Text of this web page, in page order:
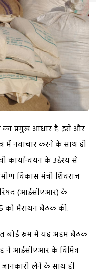
का प्रमुख आधार है. इसे और
में नवाचार करने के साथ ही
कार्यान्वयन के उद्देश्य से
विकास मंत्री शिवराज
(आईसीएआर) के
को मैराथन बैठक की.
बोर्ड रूम में यह अहम बैठक
ने आईसीएआर के विभिन्न
जानकारी लेने के साथ ही